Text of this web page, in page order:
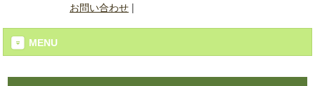
お問い合わせ|
MENU